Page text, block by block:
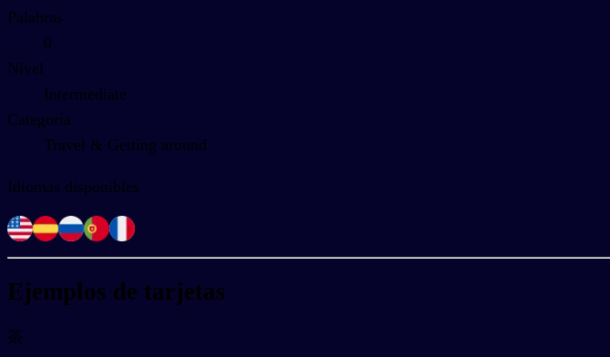
Palabras
0
Nivel
Intermediate
Categoría
Travel & Getting around
Idiomas disponibles
Ejemplos de tarjetas
茶